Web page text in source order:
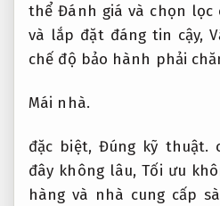
thể Đánh giá và chọn lọc
và lắp đặt đáng tin cậy,
chế độ bảo hành phải
Mái nhà.
đặc biệt, Đúng kỹ thuật.
đây không lâu,Tối ưu
hàng và nhà cung cấp